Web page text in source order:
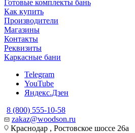
Готовые комплекты бань
Как купить
Производители
Магазины
Контакты
Реквизиты
Каркасные бани
Telegram
YouTube
Яндекс.Дзен
8 (800) 555-10-58
zakaz@woodson.ru
Краснодар , Ростовское шоссе 26а